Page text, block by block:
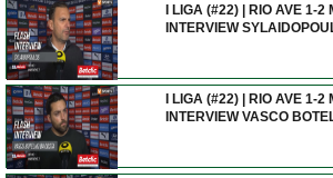
I LIGA (#22) | RIO AVE 1-2
INTERVIEW
I LIGA (#22) | RIO AVE 1-2
INTERVIEW VASCO